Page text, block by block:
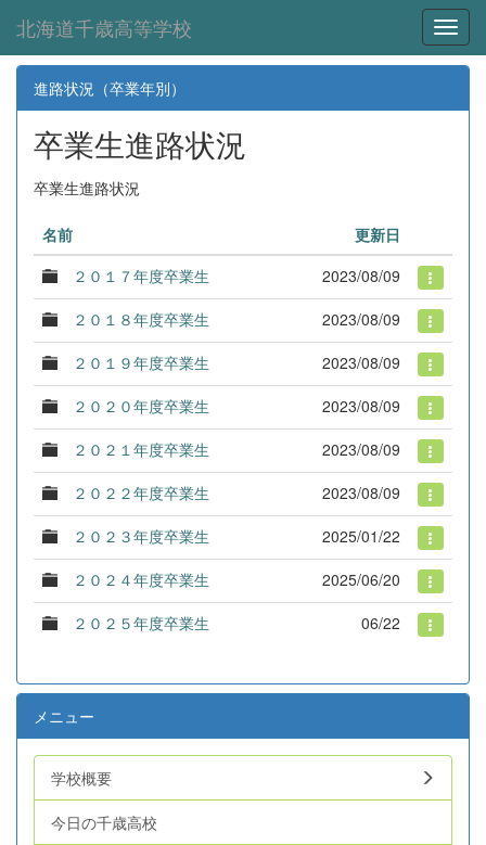
北海道千歳高等学校
進路状況（卒業年別）
卒業生進路状況
卒業生進路状況
名前
更新日
２０１７年度卒業生
2023/08/09
２０１８年度卒業生
2023/08/09
２０１９年度卒業生
2023/08/09
２０２０年度卒業生
2023/08/09
２０２１年度卒業生
2023/08/09
２０２２年度卒業生
2023/08/09
２０２３年度卒業生
2025/01/22
２０２４年度卒業生
2025/06/20
２０２５年度卒業生
06/22
メニュー
学校概要
今日の千歳高校